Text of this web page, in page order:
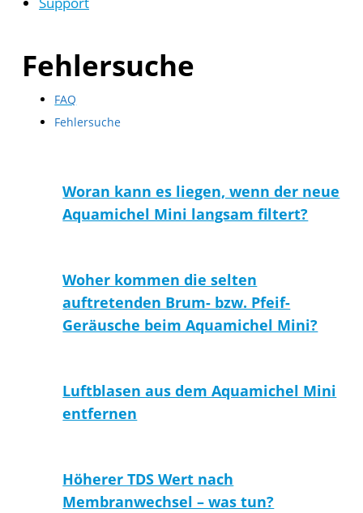
Fehlersuche
FAQ
Fehlersuche
Woran kann es liegen, wenn der neue
Aquamichel Mini langsam filtert?
Woher kommen die selten
auftretenden Brum- bzw. Pfeif-
Geräusche beim Aquamichel Mini?
Luftblasen aus dem Aquamichel Mini
entfernen
Höherer TDS Wert nach
Membranwechsel – was tun?